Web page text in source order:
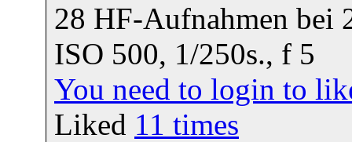
28 HF-Aufnahmen bei
ISO 500, 1/250s., f 5
You need to login to
Liked 11 times